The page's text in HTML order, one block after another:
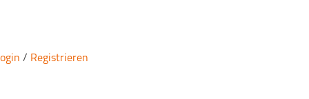
/ Registrieren